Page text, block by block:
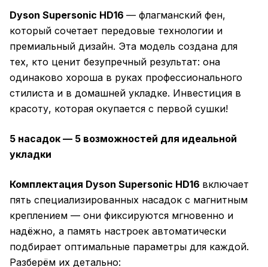
Dyson Supersonic HD16 — флагманский фен,
который сочетает передовые технологии и
премиальный дизайн. Эта модель создана для
тех, кто ценит безупречный результат: она
одинаково хороша в руках профессионального
стилиста и в домашней укладке. Инвестиция в
красоту, которая окупается с первой сушки!
5 насадок — 5 возможностей для идеальной
укладки
Комплектация Dyson Supersonic HD16 включает
пять специализированных насадок с магнитным
креплением — они фиксируются мгновенно и
надёжно, а память настроек автоматически
подбирает оптимальные параметры для каждой.
Разберём их детально: